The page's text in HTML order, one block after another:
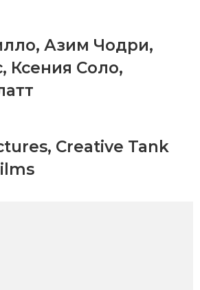
, Азим Чодри,
, Ксения Соло,
, Creative Tank